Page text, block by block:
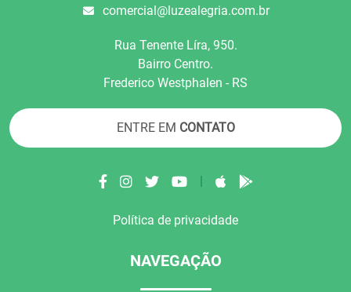
comercial@luzealegria.com.br
Rua Tenente Líra, 950.
Bairro Centro.
Frederico Westphalen - RS
ENTRE EM CONTATO
Política de privacidade
NAVEGAÇÃO